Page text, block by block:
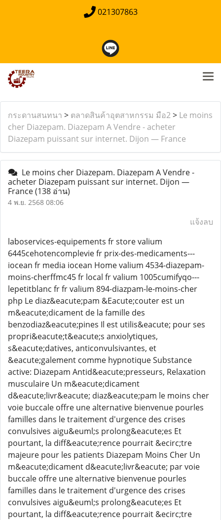
021307863
กระดานสนทนา > ตลาดสินค้าอุตสาหกรรม มือ2> Le moins
cher Diazepam. Diazepam A Vendre - acheter
Diazepam puissant sur internet. Dijon — France
Le moins cher Diazepam. Diazepam A Vendre -
acheter Diazepam puissant sur internet. Dijon —
France(138 อ่าน)
4 พ.ย. 2568 08:06
แจ้งลบ
laboservices-equipements fr store valium
6445cehotencomplevie fr prix-des-medicaments---
iocean fr media iocean Home valium 4534-diazepam-
moins-cherffmc45 fr local fr valium 1005cumifyqo---
lepetitblanc fr fr valium 894-diazpam-le-moins-cher
php Le diaz&eacute;pam &Eacute;couter est un
m&eacute;dicament de la famille des
benzodiaz&eacute;pines Il est utilis&eacute; pour ses
propri&eacute;t&eacute;s anxiolytiques,
s&eacute;datives, anticonvulsivantes, et
&eacute;galement comme hypnotique Substance
active: Diazepam Antid&eacute;presseurs, Relaxation
musculaire Un m&eacute;dicament
d&eacute;livr&eacute; diaz&eacute;pam le moins cher
voie buccale offre une alternative bienvenue pourles
familles dans le traitement d'urgence des crises
convulsives aigu&euml;s prolong&eacute;es Et
pourtant, la diff&eacute;rence pourrait &ecirc;tre
majeure pour les patients Diazepam Moins Cher Un
m&eacute;dicament d&eacute;livr&eacute; par voie
buccale offre une alternative bienvenue pourles
familles dans le traitement d'urgence des crises
convulsives aigu&euml;s prolong&eacute;es Et
pourtant, la diff&eacute;rence pourrait &ecirc;tre